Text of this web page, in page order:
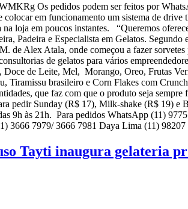
Os pedidos podem ser feitos por
colocar em funcionamento um sistema de
loja em poucos instantes. “Queremos
Padeira e Especialista em Gelatos.
de Alex Atala, onde começou a fazer
de gelatos para vários
Doce de Leite, Mel, Morango, Oreo, Frutas
Tiramissu brasileiro e Corn Flakes com
que faz com que o produto seja
pedir Sunday (R$ 17), Milk-shake (R$ 19) e
9h às 21h. Para pedidos WhatsApp (11)
3666 7979/ 3666 7981 Daya Lima (11)
Tayti inaugura gelateria